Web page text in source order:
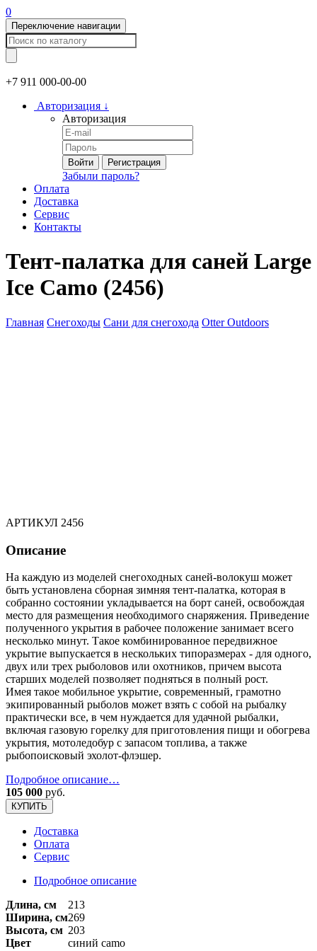
0
Переключение навигации
+7 911 000-00-00
Авторизация ↓
Авторизация
Войти Регистрация
Забыли пароль?
Оплата
Доставка
Сервис
Контакты
Тент-палатка для саней Large
Ice Camo (2456)
Главная Снегоходы Сани для снегохода Otter Outdoors
АРТИКУЛ 2456
Описание
На каждую из моделей снегоходных саней-волокуш может
быть установлена сборная зимняя тент-палатка, которая в
собранно состоянии укладывается на борт саней, освобождая
место для размещения необходимого снаряжения. Приведение
полученного укрытия в рабочее положение занимает всего
несколько минут. Такое комбинированное передвижное
укрытие выпускается в нескольких типоразмерах - для одного,
двух или трех рыболовов или охотников, причем высота
старших моделей позволяет подняться в полный рост.
Имея такое мобильное укрытие, современный, грамотно
экипированный рыболов может взять с собой на рыбалку
практически все, в чем нуждается для удачной рыбалки,
включая газовую горелку для приготовления пищи и обогрева
укрытия, мотоледобур с запасом топлива, а также
рыбопоисковый эхолот-флэшер.
Подробное описание…
105 000 руб.
КУПИТЬ
Доставка
Оплата
Сервис
Подробное описание
Длина, см
213
Ширина, см269
Высота, см 203
Цвет
синий camo